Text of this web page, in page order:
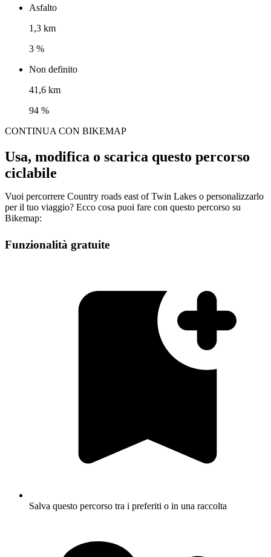
Asfalto
1,3 km
3 %
Non definito
41,6 km
94 %
CONTINUA CON BIKEMAP
Usa, modifica o scarica questo percorso
ciclabile
Vuoi percorrere Country roads east of Twin Lakes o personalizzarlo
per il tuo viaggio? Ecco cosa puoi fare con questo percorso su
Bikemap:
Funzionalità gratuite
Salva questo percorso tra i preferiti o in una raccolta